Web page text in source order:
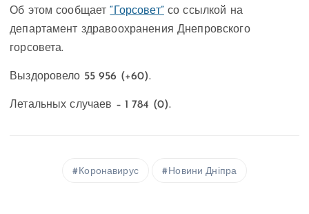
Об этом сообщает“Горсовет” со ссылкой на
департамент здравоохранения Днепровского
горсовета.
Выздоровело 55 956 (+60).
Летальных случаев – 1 784 (0).
Коронавирус Новини Дніпра